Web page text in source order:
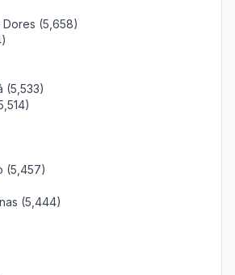
Dores (5,658)
(5,533)
(5,457)
(5,444)